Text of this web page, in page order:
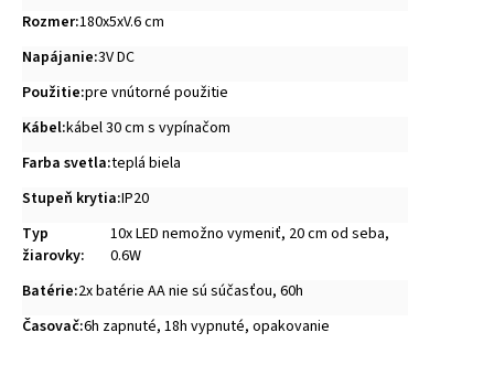
Rozmer:180x5xV.6 cm
Napájanie:3V DC
Použitie:pre vnútorné použitie
Kábel:kábel 30 cm s vypínačom
Farba svetla:teplá biela
Stupeň krytia:IP20
Typ
žiarovky:
10x LED nemožno vymeniť, 20 cm od seba,
0.6W
Batérie:2x batérie AA nie sú súčasťou, 60h
Časovač:6h zapnuté, 18h vypnuté, opakovanie